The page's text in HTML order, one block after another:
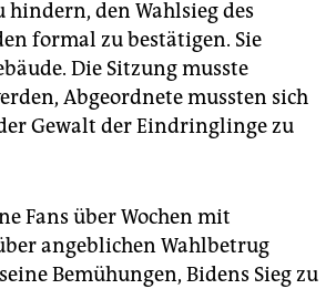
hindern, den Wahlsieg des
formal zu bestätigen. Sie
Die Sitzung musste
Abgeordnete mussten sich
Gewalt der Eindringlinge zu
Fans über Wochen mit
angeblichen Wahlbetrug
Bemühungen, Bidens Sieg zu